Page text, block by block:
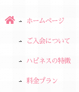
ホームページ
ご入会について
ハピネスの特徴
料金プラン